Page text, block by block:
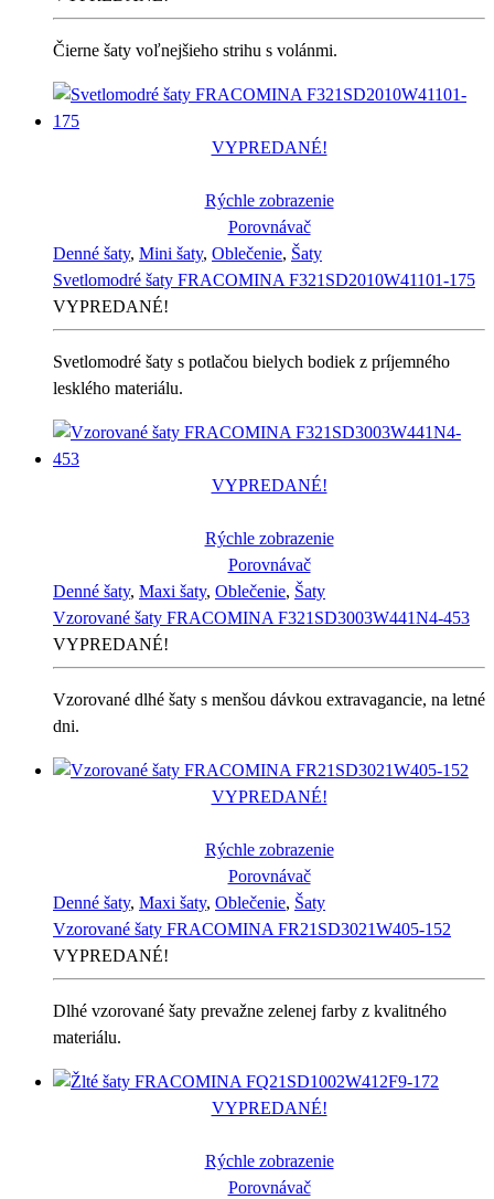
Čierne šaty voľnejšieho strihu s volánmi.
VYPREDANÉ!
Rýchle zobrazenie
Porovnávač
Denné šaty, Mini šaty, Oblečenie, Šaty
Svetlomodré šaty FRACOMINA F321SD2010W41101-175
VYPREDANÉ!
Svetlomodré šaty s potlačou bielych bodiek z príjemného
lesklého materiálu.
VYPREDANÉ!
Rýchle zobrazenie
Porovnávač
Denné šaty, Maxi šaty, Oblečenie, Šaty
Vzorované šaty FRACOMINA F321SD3003W441N4-453
VYPREDANÉ!
Vzorované dlhé šaty s menšou dávkou extravagancie, na letné
dni.
VYPREDANÉ!
Rýchle zobrazenie
Porovnávač
Denné šaty, Maxi šaty, Oblečenie, Šaty
Vzorované šaty FRACOMINA FR21SD3021W405-152
VYPREDANÉ!
Dlhé vzorované šaty prevažne zelenej farby z kvalitného
materiálu.
VYPREDANÉ!
Rýchle zobrazenie
Porovnávač